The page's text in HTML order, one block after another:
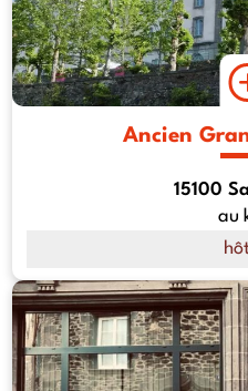
Ancien
15100
au